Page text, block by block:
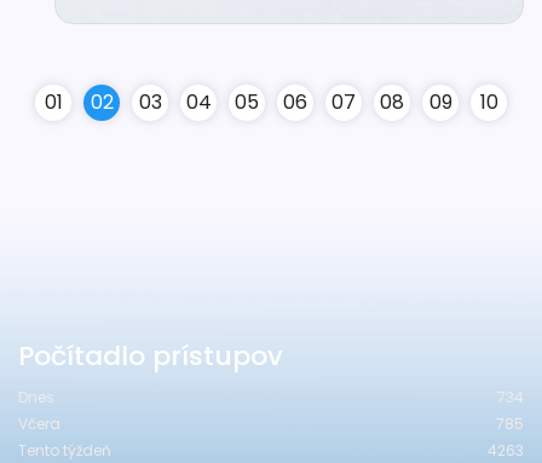
01 02 03 04 05 06 07 08 09 10
Počítadlo prístupov
Dnes
734
Včera
785
Tento týždeň
4263